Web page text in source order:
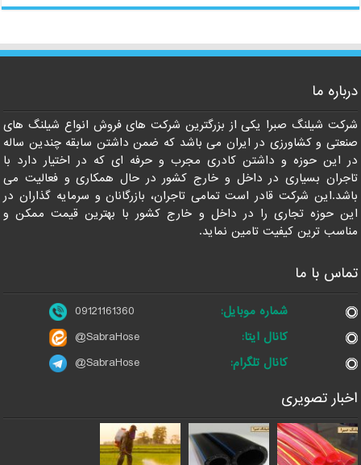
درباره ما
شرکت شیلنگ صبرا یکی از بزرگترین شرکت های فروش انواع شیلنگ های
صنعتی و کشاورزی در ایران می باشد که ضمن داشتن سابقه چندین ساله
در این حوزه و داشتن کادری مجرب و حرفه ای که در اختیار دارد با
تاجران بسیاری در داخل و خارج کشور در حال همکاری و فعالیت می
باشد.این شرکت قادر است تمامی تاجران، بازرگانان و سرمایه گذاران در
این حوزه تجاری را در داخل و خارج کشور با بهترین قیمت ممکن و
مناسب ترین کیفیت تامین نماید.
تماس با ما
شماره موبایل:
09121161360
کانال ایتا:
@SabraHose
کانال تلگرام:
@SabraHose
اخبار تصویری